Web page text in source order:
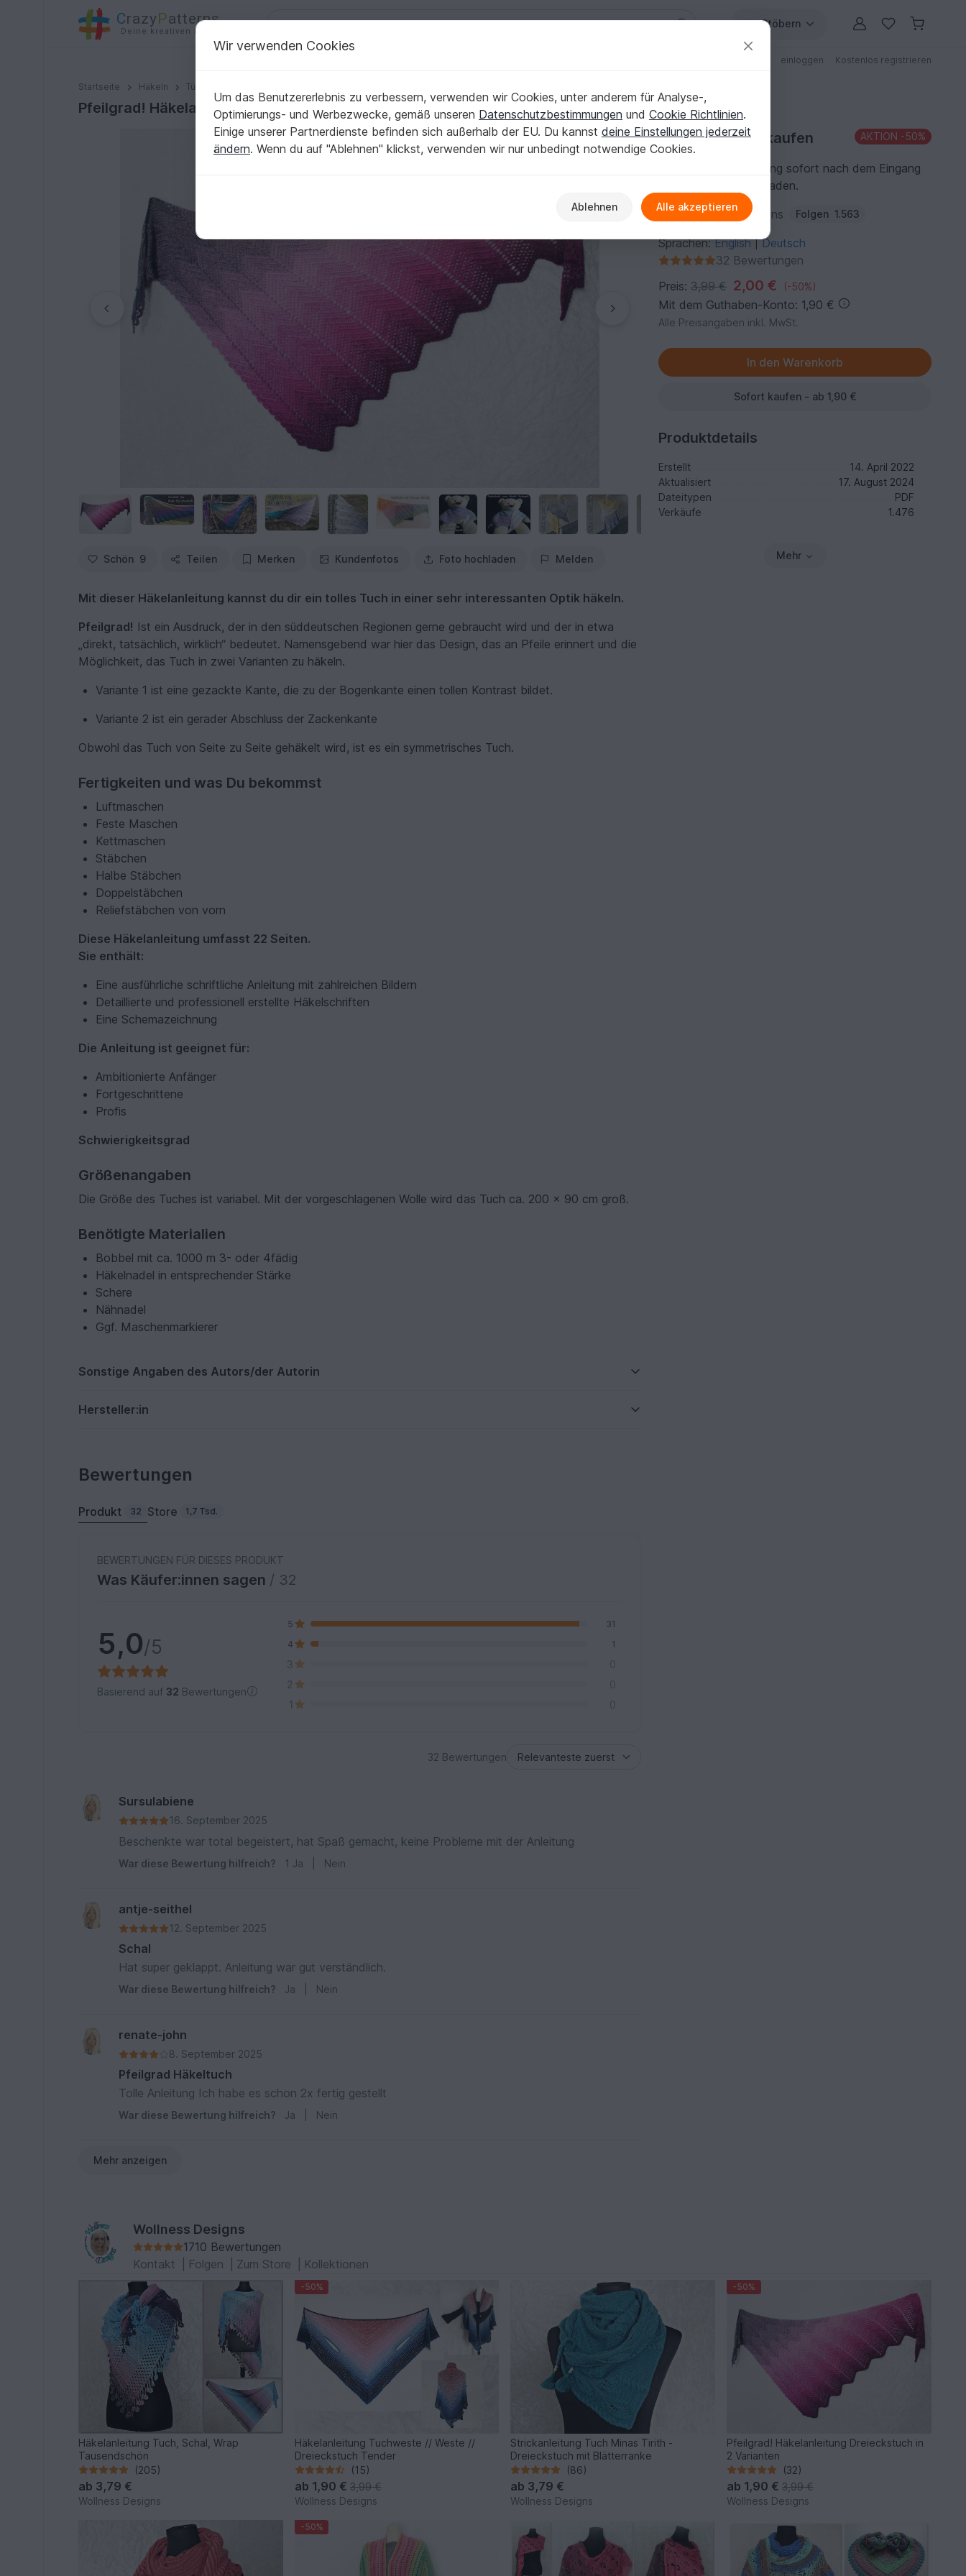
CrazyPatterns
Deine kreativen Ideen
Stöbern
einloggen Kostenlos registrieren
Startseite Häkeln Tücher
Pfeilgrad! Häkelanleitung Dreieckstuch in 2 Varianten
Pfeilgrad! Häkelanleitung Dreieckstuch in 2 Varianten
Schön 9 Teilen Merken Kundenfotos Foto hochladen Melden
Mit dieser Häkelanleitung kannst du dir ein tolles Tuch in einer sehr interessanten Optik häkeln.
Pfeilgrad! Ist ein Ausdruck, der in den süddeutschen Regionen gerne gebraucht wird und der in etwa
„direkt, tatsächlich, wirklich“ bedeutet. Namensgebend war hier das Design, das an Pfeile erinnert und die
Möglichkeit, das Tuch in zwei Varianten zu häkeln.
Variante 1 ist eine gezackte Kante, die zu der Bogenkante einen tollen Kontrast bildet.
Variante 2 ist ein gerader Abschluss der Zackenkante
Obwohl das Tuch von Seite zu Seite gehäkelt wird, ist es ein symmetrisches Tuch.
Fertigkeiten und was Du bekommst
Luftmaschen
Feste Maschen
Kettmaschen
Stäbchen
Halbe Stäbchen
Doppelstäbchen
Reliefstäbchen von vorn
Diese Häkelanleitung umfasst 22 Seiten.
Sie enthält:
Eine ausführliche schriftliche Anleitung mit zahlreichen Bildern
Detaillierte und professionell erstellte Häkelschriften
Eine Schemazeichnung
Die Anleitung ist geeignet für:
Ambitionierte Anfänger
Fortgeschrittene
Profis
Schwierigkeitsgrad
Größenangaben
Die Größe des Tuches ist variabel. Mit der vorgeschlagenen Wolle wird das Tuch ca. 200 x 90 cm groß.
Benötigte Materialien
Bobbel mit ca. 1000 m 3- oder 4fädig
Häkelnadel in entsprechender Stärke
Schere
Nähnadel
Ggf. Maschenmarkierer
Sonstige Angaben des Autors/der Autorin
Hersteller:in
Häkelanleitung kaufen AKTION -50%
Du kannst die Anleitung sofort nach dem Eingang
der Zahlung herunterladen.
Autor: Wollness Designs Folgen 1.563
Sprachen:English| Deutsch
32 Bewertungen
Preis:3,99 € 2,00 € (-50%)
Mit dem Guthaben-Konto: 1,90 €
Alle Preisangaben inkl. MwSt.
Sofort kaufen - ab 1,90 €
Produktdetails
Erstellt
14. April 2022
Aktualisiert
17. August 2024
Dateitypen
PDF
Verkäufe
1.476
Mehr
Bewertungen
Produkt 32 Store 1,7 Tsd.
BEWERTUNGEN FÜR DIESES PRODUKT
Was Käufer:innen sagen / 32
5,0/5
Basierend auf 32 Bewertungen
5
31
4
1
3
0
2
0
1
0
32 Bewertungen
Sursulabiene
16. September 2025
Beschenkte war total begeistert, hat Spaß gemacht, keine Probleme mit der Anleitung
War diese Bewertung hilfreich? 1 Ja Nein
antje-seithel
12. September 2025
Schal
Hat super geklappt. Anleitung war gut verständlich.
War diese Bewertung hilfreich? Ja Nein
renate-john
8. September 2025
Pfeilgrad Häkeltuch
Tolle Anleitung Ich habe es schon 2x fertig gestellt
War diese Bewertung hilfreich? Ja Nein
Mehr anzeigen
Wollness Designs
1710 Bewertungen
Kontakt
Folgen Zum Store Kollektionen
Häkelanleitung Tuch, Schal, Wrap
Tausendschön
(205)
ab 3,79 €
Wollness Designs
-50%
Häkelanleitung Tuchweste // Weste //
Dreieckstuch Tender
(15)
ab 1,90 € 3,99 €
Wollness Designs
Strickanleitung Tuch Minas Tirith -
Dreieckstuch mit Blätterranke
(86)
ab 3,79 €
Wollness Designs
-50%
Pfeilgrad! Häkelanleitung Dreieckstuch in
2 Varianten
(32)
ab 1,90 €3,99 €
Wollness Designs
-50%
Wir verwenden Cookies
Um das Benutzererlebnis zu verbessern, verwenden wir Cookies, unter anderem für Analyse-,
Optimierungs- und Werbezwecke, gemäß unseren Datenschutzbestimmungen und Cookie Richtlinien.
Einige unserer Partnerdienste befinden sich außerhalb der EU. Du kannst deine Einstellungen jederzeit
ändern. Wenn du auf "Ablehnen" klickst, verwenden wir nur unbedingt notwendige Cookies.
Ablehnen Alle akzeptieren